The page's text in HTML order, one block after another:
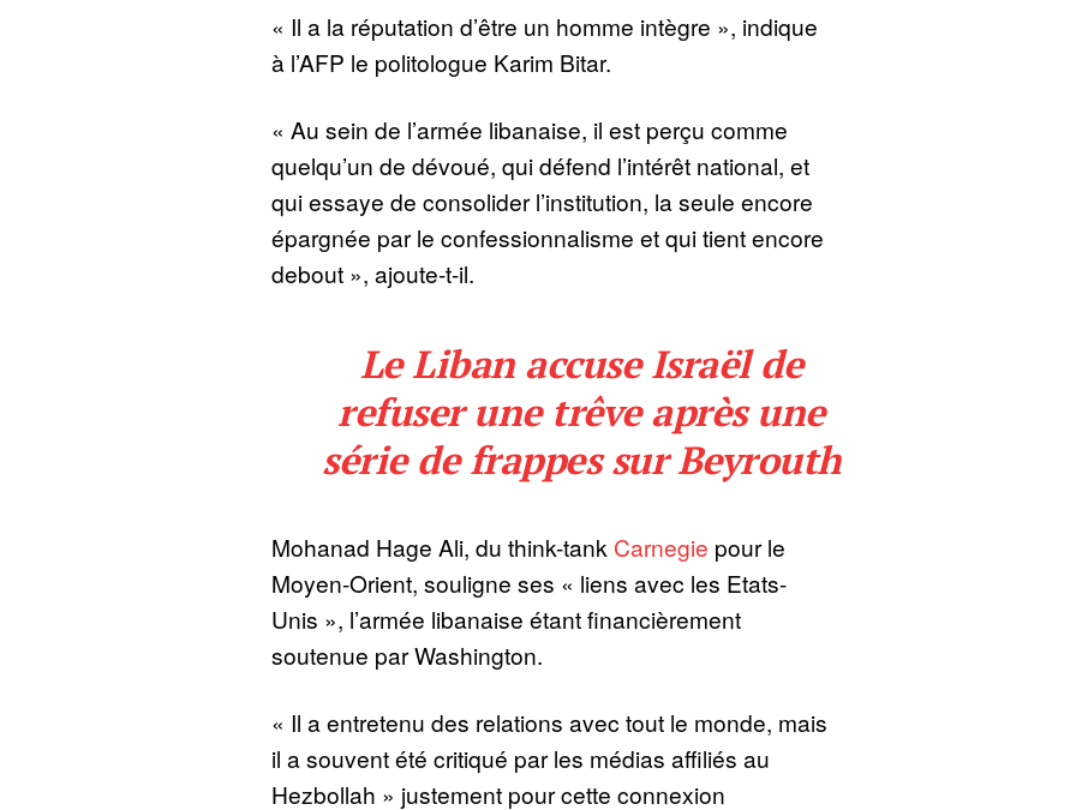
« Il a la réputation d’être un homme intègre », indique
à l’AFP le politologue Karim Bitar.
« Au sein de l’armée libanaise, il est perçu comme
quelqu’un de dévoué, qui défend l’intérêt national, et
qui essaye de consolider l’institution, la seule encore
épargnée par le confessionnalisme et qui tient encore
debout », ajoute-t-il.
Le Liban accuse Israël de
refuser une trêve après une
série de frappes sur Beyrouth
Mohanad Hage Ali, du think-tank Carnegie pour le
Moyen-Orient, souligne ses « liens avec les Etats-
Unis », l’armée libanaise étant financièrement
soutenue par Washington.
« Il a entretenu des relations avec tout le monde, mais
il a souvent été critiqué par les médias affiliés au
Hezbollah » justement pour cette connexion